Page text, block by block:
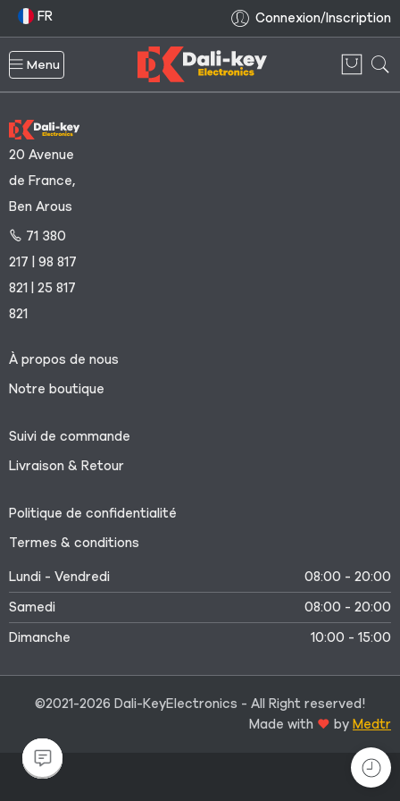
FR Connexion/Inscription
Menu
20 Avenue
de France,
Ben Arous
71 380
217 | 98 817
821 | 25 817
821
À propos de nous
Notre boutique
Suivi de commande
Livraison & Retour
Politique de confidentialité
Termes & conditions
Lundi - Vendredi
08:00 - 20:00
Samedi
08:00 - 20:00
Dimanche
10:00 - 15:00
©2021-2026 Dali-KeyElectronics - All Right reserved!
Made with
by Medtr